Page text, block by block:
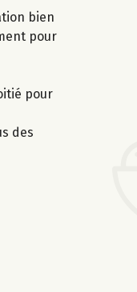
bien
pour
pour
des